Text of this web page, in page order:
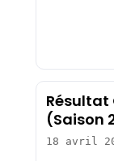
Résultat
(Saison
18 avril